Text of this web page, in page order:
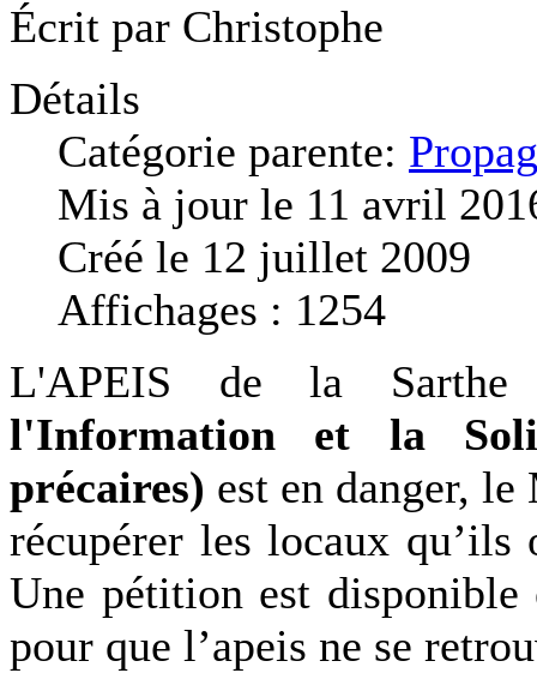
Écrit par Christophe
Détails
Catégorie parente:
Mis à jour le 11 avril
Créé le 12 juillet 2009
Affichages : 1254
L'APEIS de la
l'Information et la
précaires) est en danger,
récupérer les locaux qu’ils
Une pétition est
pour que l’apeis ne se